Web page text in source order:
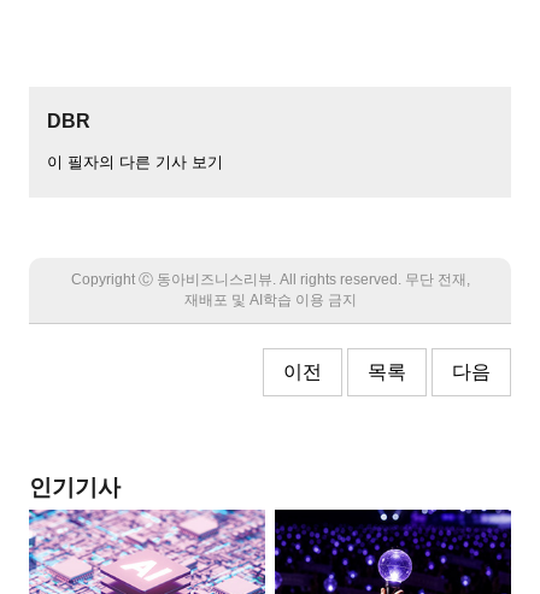
DBR
이 필자의 다른 기사 보기
Copyright Ⓒ 동아비즈니스리뷰. All rights reserved. 무단 전재,
재배포 및 AI학습 이용 금지
이전 목록 다음
인기기사